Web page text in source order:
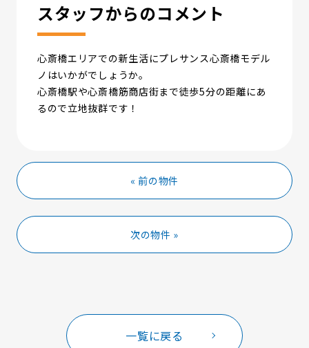
スタッフからのコメント
心斎橋エリアでの新生活にプレサンス心斎橋モデル
ノはいかがでしょうか。
心斎橋駅や心斎橋筋商店街まで徒歩5分の距離にあ
るので立地抜群です！
« 前の物件
次の物件 »
一覧に戻る